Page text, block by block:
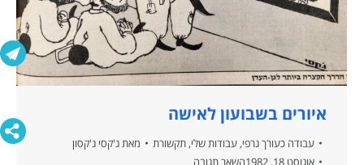
איורים בשבועון לאישה
עבודה כעורך גרפי, עבודות שלי, תקשורת מאתג'קסי ג'קסון
אוגוסט 18, 1982
השאר תגובה